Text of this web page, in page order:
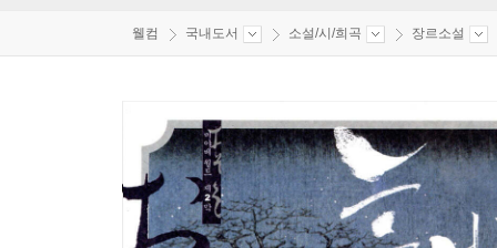
웰컴 국내도서 소설/시/희곡 장르소설